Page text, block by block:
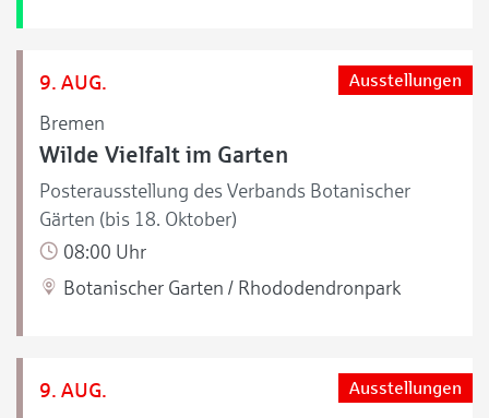
9. AUG.
Bremen
Ausstellungen
Wilde Vielfalt im Garten
Posterausstellung des Verbands Botanischer
Gärten (bis 18. Oktober)
08:00 Uhr
Botanischer Garten / Rhododendronpark
9. AUG. Ausstellungen